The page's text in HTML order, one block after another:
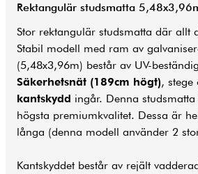
Rektangulär studsmatta
Stor rektangulär studsmatta där allt
Stabil modell med ram av
(5,48x3,96m) består av UV-
Säkerhetsnät (189cm högt), stege
kantskydd ingår. Denna
högsta premiumkvalitet. Dessa är
långa (denna modell använder 2
Kantskyddet består av rejält